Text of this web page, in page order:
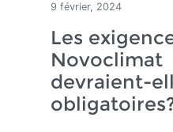
9 février, 2024
Les
Novoclimat
devraient-